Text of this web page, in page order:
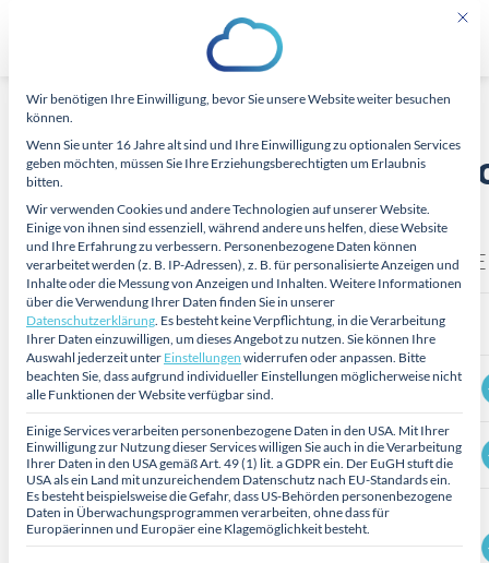
Funktionsübersicht
STAR PLUS
Schreibtisch
Informationszentrale
Interaktion – Pflegekräfte
Interaktion – alle
Personengruppen (z. B.
Mit
Datenschutz-Präferenz
Wir benötigen Ihre Einwilligung, bevor Sie unsere Website weiter besuchen
können.
Wenn Sie unter 16 Jahre alt sind und Ihre Einwilligung zu optionalen Services
geben möchten, müssen Sie Ihre Erziehungsberechtigten um Erlaubnis
bitten.
Wir verwenden Cookies und andere Technologien auf unserer Website.
Einige von ihnen sind essenziell, während andere uns helfen, diese Website
und Ihre Erfahrung zu verbessern. Personenbezogene Daten können
verarbeitet werden (z. B. IP-Adressen), z. B. für personalisierte Anzeigen und
Inhalte oder die Messung von Anzeigen und Inhalten. Weitere Informationen
über die Verwendung Ihrer Daten finden Sie in unserer
Datenschutzerklärung. Es besteht keine Verpflichtung, in die Verarbeitung
Ihrer Daten einzuwilligen, um dieses Angebot zu nutzen. Sie können Ihre
Auswahl jederzeit unter Einstellungen widerrufen oder anpassen. Bitte
beachten Sie, dass aufgrund individueller Einstellungen möglicherweise nicht
alle Funktionen der Website verfügbar sind.
Einige Services verarbeiten personenbezogene Daten in den USA. Mit Ihrer
Einwilligung zur Nutzung dieser Services willigen Sie auch in die Verarbeitung
Ihrer Daten in den USA gemäß Art. 49 (1) lit. a GDPR ein. Der EuGH stuft die
USA als ein Land mit unzureichendem Datenschutz nach EU-Standards ein.
Es besteht beispielsweise die Gefahr, dass US-Behörden personenbezogene
Daten in Überwachungsprogrammen verarbeiten, ohne dass für
Europäerinnen und Europäer eine Klagemöglichkeit besteht.